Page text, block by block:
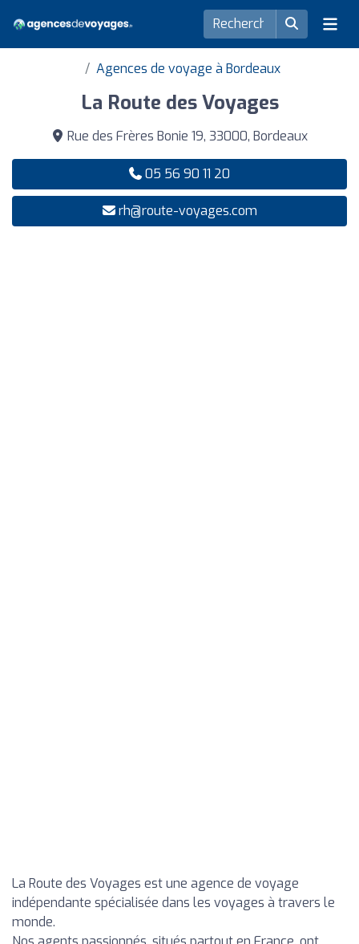
Agences de voyage à Bordeaux
La Route des Voyages
Rue des Frères Bonie 19, 33000, Bordeaux
05 56 90 11 20
rh@route-voyages.com
La Route des Voyages est une agence de voyage
indépendante spécialisée dans les voyages à travers le
monde.